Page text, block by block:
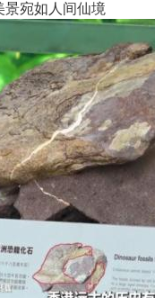
景宛如人间仙境